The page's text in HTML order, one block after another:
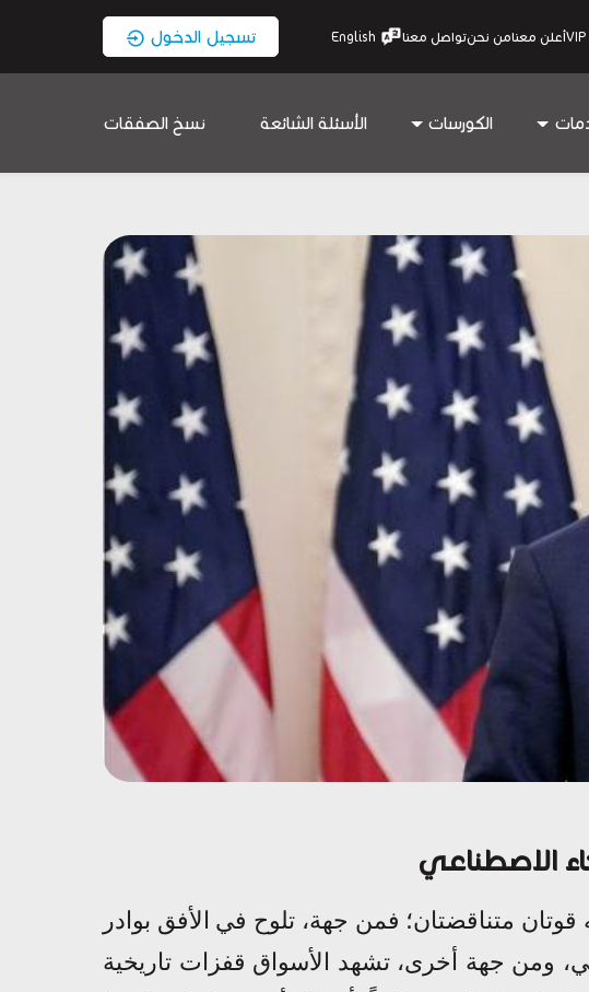
أعلن معنامن نحنتواصل معنا English تسجيل الدخول
الكورسات الأسئلة الشائعة نسخ الصفقات
الاصطناعي
متناقضتان؛ فمن جهة، تلوح في الأفق بوادر
ومن جهة أخرى، تشهد الأسواق قفزات تاريخية